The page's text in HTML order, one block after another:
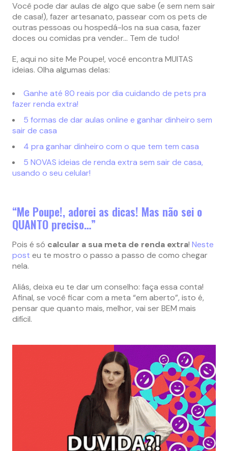
Você pode dar aulas de algo que sabe (e sem nem sair
de casa!), fazer artesanato, passear com os pets de
outras pessoas ou hospedá-los na sua casa, fazer
doces ou comidas pra vender… Tem de tudo!
E, aqui no site Me Poupe!, você encontra MUITAS
ideias. Olha algumas delas:
Ganhe até 80 reais por dia cuidando de pets pra
fazer renda extra!
5 formas de dar aulas online e ganhar dinheiro sem
sair de casa
4 pra ganhar dinheiro com o que tem tem casa
5 NOVAS ideias de renda extra sem sair de casa,
usando o seu celular!
“Me Poupe!, adorei as dicas! Mas não sei o
QUANTO preciso…”
Pois é só calcular a sua meta de renda extra! Neste
post eu te mostro o passo a passo de como chegar
nela.
Aliás, deixa eu te dar um conselho: faça essa conta!
Afinal, se você ficar com a meta “em aberto”, isto é,
pensar que quanto mais, melhor, vai ser BEM mais
difícil.